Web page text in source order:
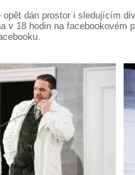
opět dán prostor i sledujícím
v 18 hodin na facebookovém